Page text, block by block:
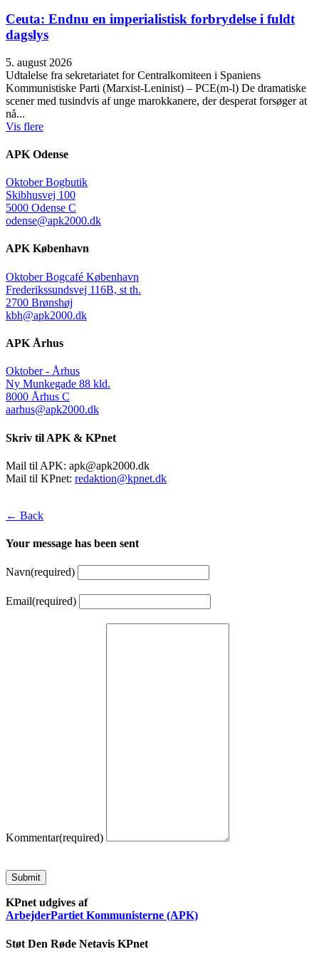
Ceuta: Endnu en imperialistisk forbrydelse i fuldt
dagslys
5. august 2026
Udtalelse fra sekretariatet for Centralkomiteen i Spaniens
Kommunistiske Parti (Marxist-Leninist) – PCE(m-l) De dramatiske
scener med tusindvis af unge marokkanere, der desperat forsøger at
nå...
Vis flere
APK Odense
Oktober Bogbutik
Skibhusvej 100
5000 Odense C
odense@apk2000.dk
APK København
Oktober Bogcafé København
Frederikssundsvej 116B, st th.
2700 Brønshøj
kbh@apk2000.dk
APK Århus
Oktober - Århus
Ny Munkegade 88 kld.
8000 Århus C
aarhus@apk2000.dk
Skriv til APK & KPnet
Mail til APK: apk@apk2000.dk
Mail til KPnet: redaktion@kpnet.dk
← Back
Your message has been sent
Navn(required)
Email(required)
Kommentar(required)
Submit
KPnet udgives af
ArbejderPartiet Kommunisterne (APK)
Støt Den Røde Netavis KPnet